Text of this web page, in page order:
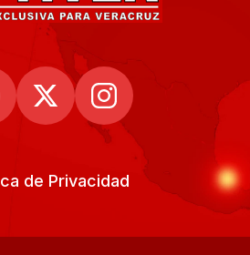
de Privacidad